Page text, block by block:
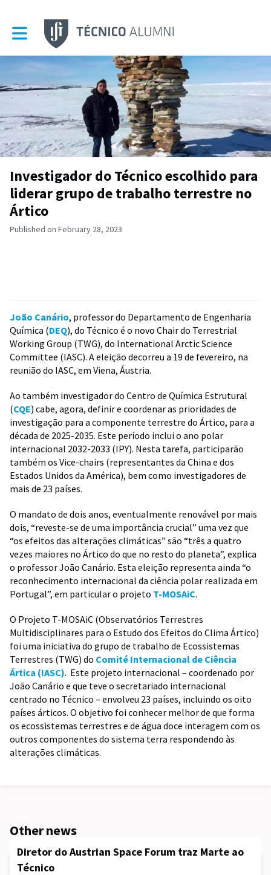
Toggle main navigation
Investigador do Técnico escolhido para
liderar grupo de trabalho terrestre no
Ártico
Published on February 28, 2023
João Canário, professor do Departamento de Engenharia
Química (DEQ), do Técnico é o novo Chair do Terrestrial
Working Group (TWG), do International Arctic Science
Committee (IASC). A eleição decorreu a 19 de fevereiro, na
reunião do IASC, em Viena, Áustria.
Ao também investigador do Centro de Química Estrutural
(CQE) cabe, agora, definir e coordenar as prioridades de
investigação para a componente terrestre do Ártico, para a
década de 2025-2035. Este período inclui o ano polar
internacional 2032-2033 (IPY). Nesta tarefa, participarão
também os Vice-chairs (representantes da China e dos
Estados Unidos da América), bem como investigadores de
mais de 23 países.
O mandato de dois anos, eventualmente renovável por mais
dois, “reveste-se de uma importância crucial” uma vez que
“os efeitos das alterações climáticas” são “três a quatro
vezes maiores no Ártico do que no resto do planeta”, explica
o professor João Canário. Esta eleição representa ainda “o
reconhecimento internacional da ciência polar realizada em
Portugal”, em particular o projeto T-MOSAiC.
O Projeto T-MOSAiC (Observatórios Terrestres
Multidisciplinares para o Estudo dos Efeitos do Clima Ártico)
foi uma iniciativa do grupo de trabalho de Ecossistemas
Terrestres (TWG) do Comité Internacional de Ciência
Ártica (IASC). Este projeto internacional – coordenado por
João Canário e que teve o secretariado internacional
centrado no Técnico – envolveu 23 países, incluindo os oito
países árticos. O objetivo foi conhecer melhor de que forma
os ecossistemas terrestres e de água doce interagem com os
outros componentes do sistema terra respondendo às
alterações climáticas.
Other news
Diretor do Austrian Space Forum traz Marte ao
Técnico